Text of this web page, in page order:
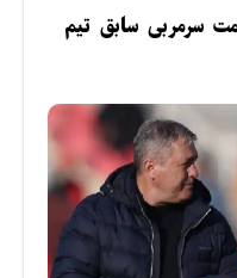
سرمربی سابق تیم